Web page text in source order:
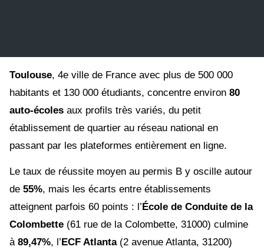
Toulouse, 4e ville de France avec plus de 500 000
habitants et 130 000 étudiants, concentre environ 80
auto-écoles aux profils très variés, du petit
établissement de quartier au réseau national en
passant par les plateformes entièrement en ligne.
Le taux de réussite moyen au permis B y oscille autour
de 55%, mais les écarts entre établissements
atteignent parfois 60 points : l’ École de Conduite de la
Colombette (61 rue de la Colombette, 31000) culmine
à 89,47%, l’ ECF Atlanta(2 avenue Atlanta, 31200)